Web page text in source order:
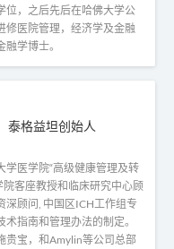
位，之后先后在哈佛大学公
修医院管理，经济学及金融
学博士。
泰格益坦创始人
医学院“高级健康管理及转
客座教授和临床研究中心顾
深顾问, 中国区ICH工作组专
指南和管理办法的制定。
贵宝，和Amylin等公司总部